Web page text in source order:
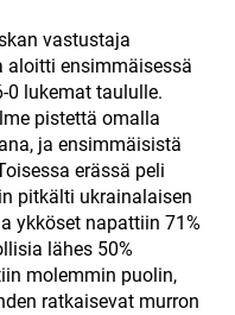
vastustaja
aloitti ensimmäisessä
0 lukemat taululle.
pistettä omalla
ja ensimmäisistä
erässä peli
pitkälti ukrainalaisen
ykköset napattiin 71%
lähes 50%
molemmin puolin,
ratkaisevat murron